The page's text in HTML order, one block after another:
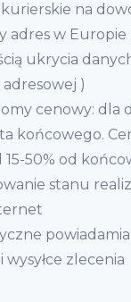
na
adres w Europie
ukrycia
)
cenowy: dla
końcowego.
15-50% od
stanu
wysyłce zlecenia